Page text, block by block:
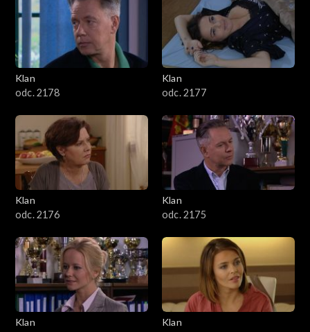
601–700
501–600
401–500
301–400
201–300
101–200
1–100
Klan
odc. 2178
Klan
odc. 2177
Klan
odc. 2176
Klan
odc. 2175
Klan
Klan